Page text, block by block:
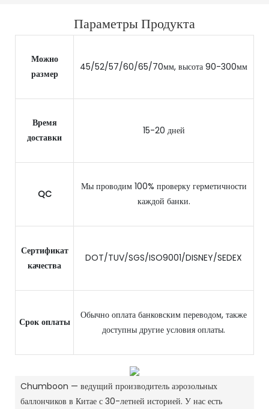
Параметры Продукта
Можно
размер
45/52/57/60/65/70мм, высота 90-300мм
Время
доставки
15-20 дней
QC
Мы проводим 100% проверку герметичности
каждой банки.
Сертификат
качества
DOT/TUV/SGS/ISO9001/DISNEY/SEDEX
Срок оплаты
Обычно оплата банковским переводом, также
доступны другие условия оплаты.
Chumboon — ведущий производитель аэрозольных
баллончиков в Китае с 30-летней историей. У нас есть